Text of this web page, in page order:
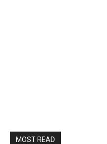
MOST READ